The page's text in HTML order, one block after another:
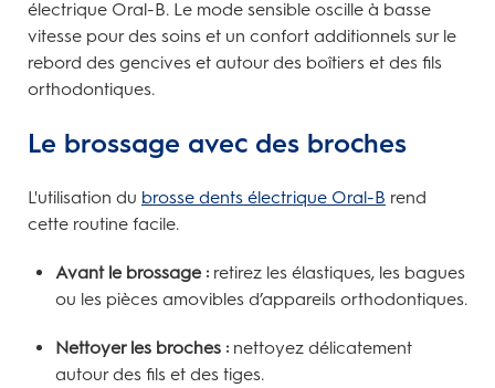
électrique Oral-B. Le mode sensible oscille à basse
vitesse pour des soins et un confort additionnels sur le
rebord des gencives et autour des boîtiers et des fils
orthodontiques.
Le brossage avec des broches
L'utilisation du brosse dents électrique Oral-B rend
cette routine facile.
Avant le brossage : retirez les élastiques, les bagues
ou les pièces amovibles d’appareils orthodontiques.
Nettoyer les broches : nettoyez délicatement
autour des fils et des tiges.